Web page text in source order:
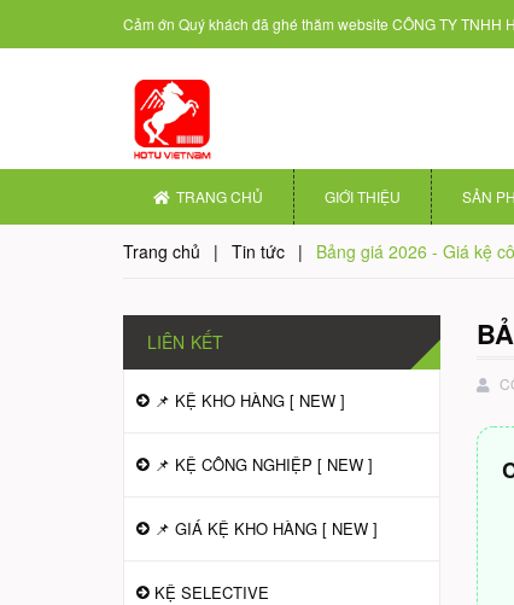
Cảm ớn Quý khách đã ghé thăm website CÔNG TY TNHH
TRANG CHỦ GIỚI THIỆU SẢN
Trang chủ | Tin tức | Bảng giá 2026 - Giá kệ
LIÊN KẾT
📌 KỆ KHO HÀNG [ NEW ]
📌 KỆ CÔNG NGHIỆP [ NEW ]
📌 GIÁ KỆ KHO HÀNG [ NEW ]
KỆ SELECTIVE